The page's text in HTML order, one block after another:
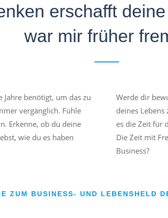
erschafft
war mir früher
Jahre benötigt, um das zu
vergänglich. Fühle
Erkenne, ob du deine
wie du es haben
Werde dir
deines
es die Zeit für
Die Zeit mit
Business?
ZUM BUSINESS- UND LEBENSHELD